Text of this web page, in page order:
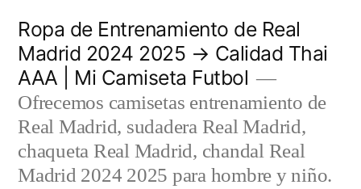
contenido
Ropa de Entrenamiento de Real
Madrid 2024 2025 → Calidad Thai
AAA | Mi Camiseta Futbol
Ofrecemos camisetas entrenamiento de
Real Madrid, sudadera Real Madrid,
chaqueta Real Madrid, chandal Real
Madrid 2024 2025 para hombre y niño.